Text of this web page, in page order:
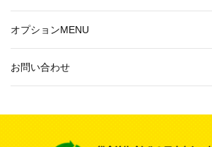
オプションMENU
お問い合わせ